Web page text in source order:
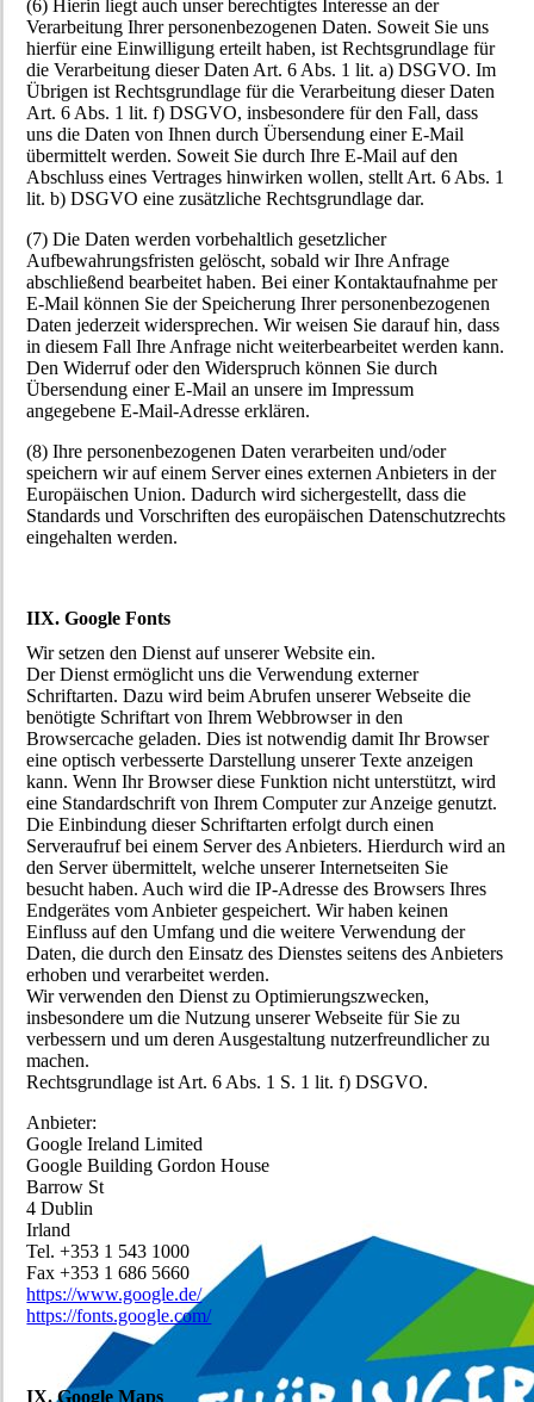
(6) Hierin liegt auch unser berechtigtes Interesse an der
Verarbeitung Ihrer personenbezogenen Daten. Soweit Sie uns
hierfür eine Einwilligung erteilt haben, ist Rechtsgrundlage für
die Verarbeitung dieser Daten Art. 6 Abs. 1 lit. a) DSGVO. Im
Übrigen ist Rechtsgrundlage für die Verarbeitung dieser Daten
Art. 6 Abs. 1 lit. f) DSGVO, insbesondere für den Fall, dass
uns die Daten von Ihnen durch Übersendung einer E-Mail
übermittelt werden. Soweit Sie durch Ihre E-Mail auf den
Abschluss eines Vertrages hinwirken wollen, stellt Art. 6 Abs. 1
lit. b) DSGVO eine zusätzliche Rechtsgrundlage dar.
(7) Die Daten werden vorbehaltlich gesetzlicher
Aufbewahrungsfristen gelöscht, sobald wir Ihre Anfrage
abschließend bearbeitet haben. Bei einer Kontaktaufnahme per
E-Mail können Sie der Speicherung Ihrer personenbezogenen
Daten jederzeit widersprechen. Wir weisen Sie darauf hin, dass
in diesem Fall Ihre Anfrage nicht weiterbearbeitet werden kann.
Den Widerruf oder den Widerspruch können Sie durch
Übersendung einer E-Mail an unsere im Impressum
angegebene E-Mail-Adresse erklären.
(8) Ihre personenbezogenen Daten verarbeiten und/oder
speichern wir auf einem Server eines externen Anbieters in der
Europäischen Union. Dadurch wird sichergestellt, dass die
Standards und Vorschriften des europäischen Datenschutzrechts
eingehalten werden.
IIX. Google Fonts
Wir setzen den Dienst auf unserer Website ein.
Der Dienst ermöglicht uns die Verwendung externer
Schriftarten. Dazu wird beim Abrufen unserer Webseite die
benötigte Schriftart von Ihrem Webbrowser in den
Browsercache geladen. Dies ist notwendig damit Ihr Browser
eine optisch verbesserte Darstellung unserer Texte anzeigen
kann. Wenn Ihr Browser diese Funktion nicht unterstützt, wird
eine Standardschrift von Ihrem Computer zur Anzeige genutzt.
Die Einbindung dieser Schriftarten erfolgt durch einen
Serveraufruf bei einem Server des Anbieters. Hierdurch wird an
den Server übermittelt, welche unserer Internetseiten Sie
besucht haben. Auch wird die IP-Adresse des Browsers Ihres
Endgerätes vom Anbieter gespeichert. Wir haben keinen
Einfluss auf den Umfang und die weitere Verwendung der
Daten, die durch den Einsatz des Dienstes seitens des Anbieters
erhoben und verarbeitet werden.
Wir verwenden den Dienst zu Optimierungszwecken,
insbesondere um die Nutzung unserer Webseite für Sie zu
verbessern und um deren Ausgestaltung nutzerfreundlicher zu
machen.
Rechtsgrundlage ist Art. 6 Abs. 1 S. 1 lit. f) DSGVO.
Anbieter:
Google Ireland Limited
Google Building Gordon House
Barrow St
4 Dublin
Irland
Tel. +353 1 543 1000
Fax +353 1 686 5660
https://www.google.de/
https://fonts.google.com/
IX. Google Maps